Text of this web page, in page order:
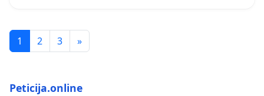
1 2 3 »
Peticija.online